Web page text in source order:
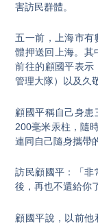
害訪民群體。
五一前，上海市有
體押送回上海。其
前往的顧國平表示
管理大隊）以及久
顧國平稱自己身患
200毫米汞柱，隨
連同自己隨身攜帶
訪民顧國平：「非
後，再也不還給你
顧國平說，以前